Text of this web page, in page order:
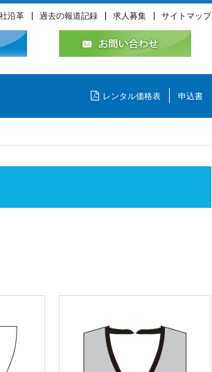
沿革 過去の報道記録 求人募集 サイトマップ
レンタル価格表 申込書